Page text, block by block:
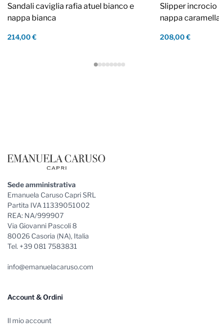
Sandali caviglia rafia atuel bianco e
nappa bianca
214,00 €
Slipper incrocio
nappa
208,00 €
Sede amministrativa
Emanuela Caruso Capri SRL
Partita IVA 11339051002
REA: NA/999907
Via Giovanni Pascoli 8
80026 Casoria (NA), Italia
Tel. +39 081 7583831
info@emanuelacaruso.com
Account & Ordini
Il mio account